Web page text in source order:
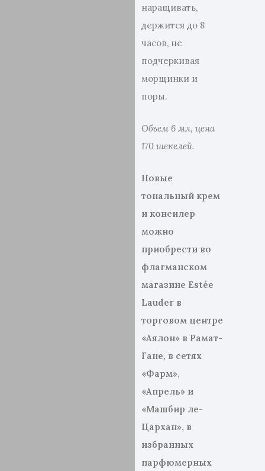
наращивать,
держится до 8
часов, не
подчеркивая
морщинки и
поры.
Объем 6 мл, цена
170 шекелей.
Новые
тональный крем
и консилер
можно
приобрести во
флагманском
магазине Estée
Lauder в
торговом центре
«Аялон» в Рамат-
Гане, в сетях
«Фарм»,
«Апрель» и
«Машбир ле-
Цархан», в
избранных
парфюмерных